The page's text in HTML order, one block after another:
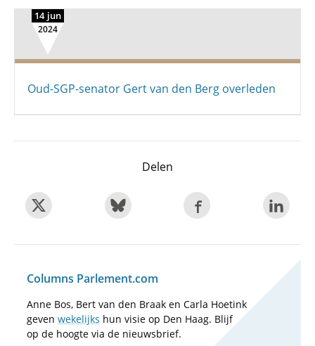
14 jun
2024
Oud-SGP-senator Gert van den Berg overleden
Delen
Columns Parlement.com
Anne Bos, Bert van den Braak en Carla Hoetink
geven wekelijks hun visie op Den Haag. Blijf
op de hoogte via de nieuwsbrief.